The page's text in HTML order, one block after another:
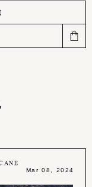
Mar 08, 2024